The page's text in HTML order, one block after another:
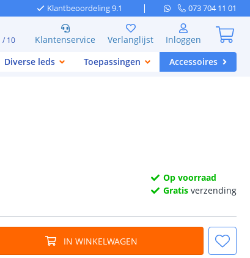
Klantbeoordeling 9.1 073 704 11 01
/ 10 Klantenservice Verlanglijst
Inloggen
Diverse leds Toepassingen Accessoires
Op voorraad
Gratis verzending
IN WINKELWAGEN